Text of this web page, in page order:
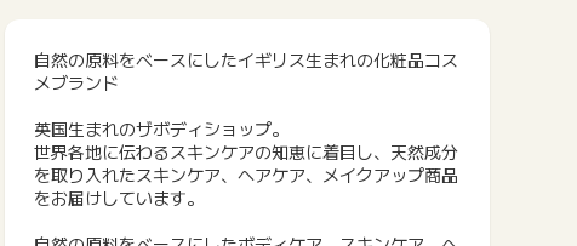
自然の原料をベースにしたイギリス生まれの化粧品コス
メブランド
英国生まれのザボディショップ。
世界各地に伝わるスキンケアの知恵に着目し、天然成分
を取り入れたスキンケア、ヘアケア、メイクアップ商品
をお届けしています。